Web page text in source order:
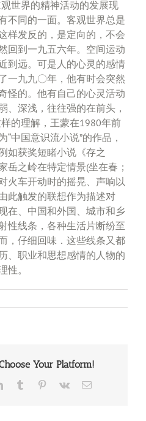
世界的精神活动的发展现
不同的一面。客观世界总是
样发反的，是定向的，不会
回到一九五六年。空间运动
到远。可是人的心灵的感情
一九九〇年，他有时会突然
怪的。他有自己的心灵活动
、深浅，往往强的在前头，
的理解，王蒙在1980年前
中国意识流小说”的作品，
如获奖短睹小说《存之
岳之岭在特定情景(坐在春；
火车开动时的摇晃、声响以
此触发的联想作为描述对
在、中国和外国、城市和乡
性线条，各种生活片断纷至
，仔细回味．这些线条又都
、职业和思想感情的人物的
性。
Your Platform!
LinkedInTumblr Pinterest
Vk Email